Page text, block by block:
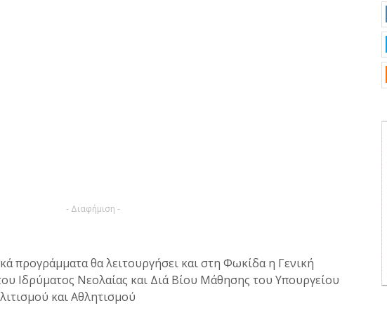
- Διαφήμιση -
προγράμματα θα λειτουργήσει και στη Φωκίδα η Γενική
Ιδρύματος Νεολαίας και Διά Βίου Μάθησης του Υπουργείου
και Αθλητισμού